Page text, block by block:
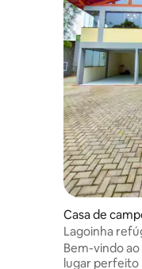
Casa de
rte
Lagoinha
beira mar.
Bem-vindo
lugar perfeito